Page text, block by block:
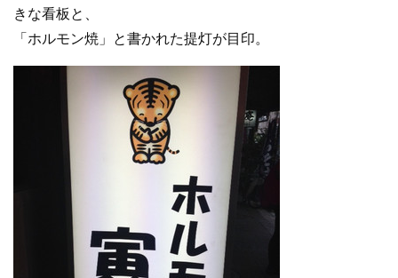
きな看板と、
「ホルモン焼」と書かれた提灯が目印。